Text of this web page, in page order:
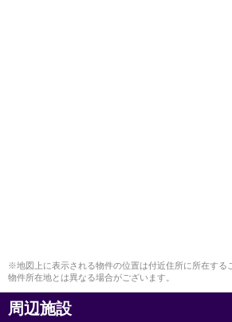
※地図上に表示される物件の位置は付近住所に所在する
物件所在地とは異なる場合がございます。
周辺施設